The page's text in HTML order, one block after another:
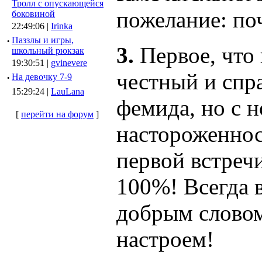
Тролл с опускающейся
боковиной
22:49:06 | Irinka
· Паззлы и игры,
школьный рюкзак
19:30:51 | gvinevere
· Hа девочку 7-9
15:29:24 | LauLana
[ перейти на форум ]
пожелание:
3. Первое,
честный и
фемида, но с
первой
100%! Всегда
добрым
настроем!